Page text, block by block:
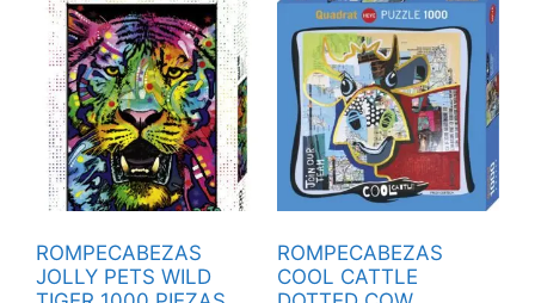
ROMPECABEZAS
JOLLY PETS WILD
ROMPECABEZAS
COOL CATTLE